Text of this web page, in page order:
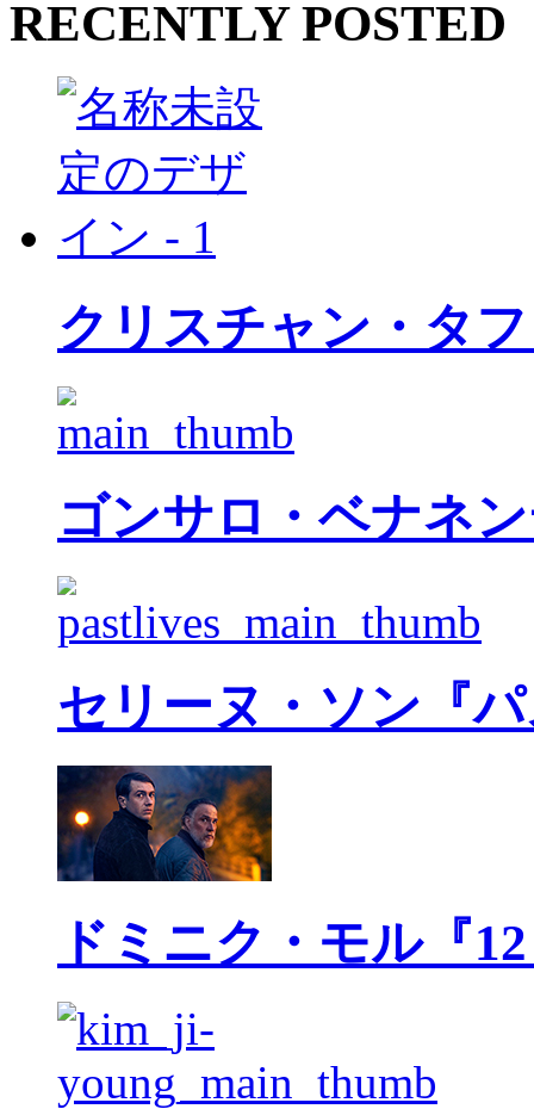
RECENTLY POSTED
クリスチャン・タ
ゴンサロ・ベナネ
セリーヌ・ソン『
ドミニク・モル『